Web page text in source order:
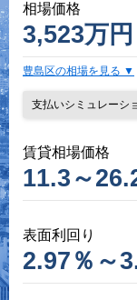
相場価格
3,523万
豊島区の相場を見る
支払いシミュレーシ
賃貸相場価格
11.3～
表面利回り
2.97％～